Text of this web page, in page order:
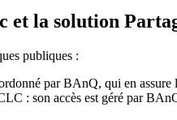
et la solution
publiques :
par BAnQ, qui en assure
: son accès est géré par